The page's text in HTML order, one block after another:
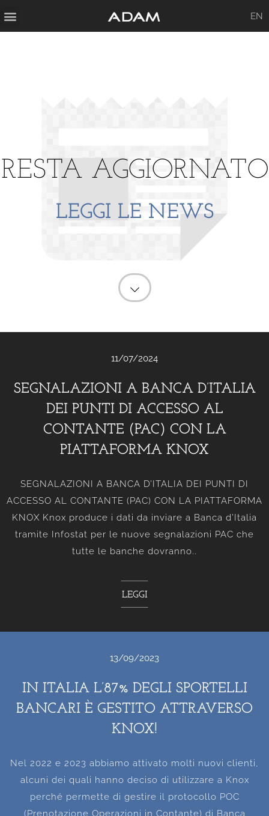
EN
RESTA AGGIORNATO
LEGGI LE NEWS
11/07/2024
SEGNALAZIONI A BANCA D’ITALIA
DEI PUNTI DI ACCESSO AL
CONTANTE (PAC) CON LA
PIATTAFORMA KNOX
SEGNALAZIONI A BANCA D’ITALIA DEI PUNTI DI
ACCESSO AL CONTANTE (PAC) CON LA PIATTAFORMA
KNOX Knox produce i dati da inviare a Banca d’Italia
tramite Infostat per le nuove segnalazioni PAC che
tutte le banche dovranno..
LEGGI
13/09/2023
IN ITALIA L’87% DEGLI SPORTELLI
BANCARI È GESTITO ATTRAVERSO
KNOX!
Nel 2022 e 2023 abbiamo attivato molti nuovi clienti,
alcuni dei quali hanno deciso di utilizzare a Knox
perché permette di gestire il protocollo POC
(Prenotazione Operazioni in Contante) di Banca